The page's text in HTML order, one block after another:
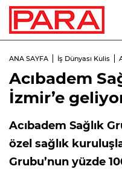
ANA SAYFA İş Dünyası Kulis
Acıbadem
İzmir’e
Acıbadem Sağlık
özel sağlık
Grubu’nun yüzde